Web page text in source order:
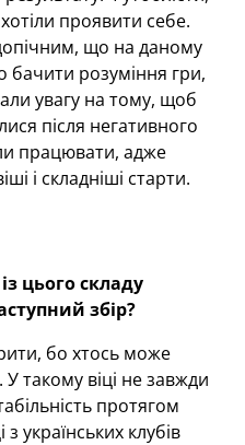
проявити себе.
що на даному
бачити розуміння гри,
увагу на тому, щоб
після негативного
працювати, адже
і складніші старти.
цього складу
збір?
бо хтось може
такому віці не завжди
протягом
українських клубів